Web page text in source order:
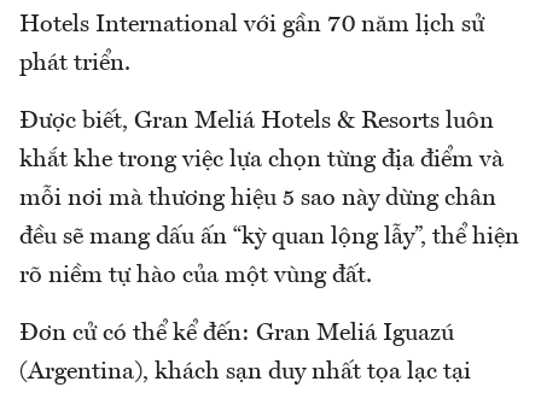
Hotels International với gần 70 năm lịch sử
phát triển.
Được biết, Gran Meliá Hotels & Resorts luôn
khắt khe trong việc lựa chọn từng địa điểm và
mỗi nơi mà thương hiệu 5 sao này dừng chân
đều sẽ mang dấu ấn “kỳ quan lộng lẫy”, thể hiện
rõ niềm tự hào của một vùng đất.
Đơn cử có thể kể đến: Gran Meliá Iguazú
(Argentina), khách sạn duy nhất tọa lạc tại